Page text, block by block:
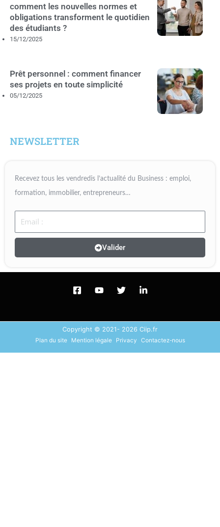
comment les nouvelles normes et
obligations transforment le quotidien
des étudiants ?
15/12/2025
Prêt personnel : comment financer
ses projets en toute simplicité
05/12/2025
NEWSLETTER
Recevez tous les vendredis l’actualité du Business : emploi,
formation, immobilier, entrepreneurs…
Email
Valider
Copyright © 2021- 2026 Ciip.fr
Plan du site Mention légale Privacy Contactez-nous